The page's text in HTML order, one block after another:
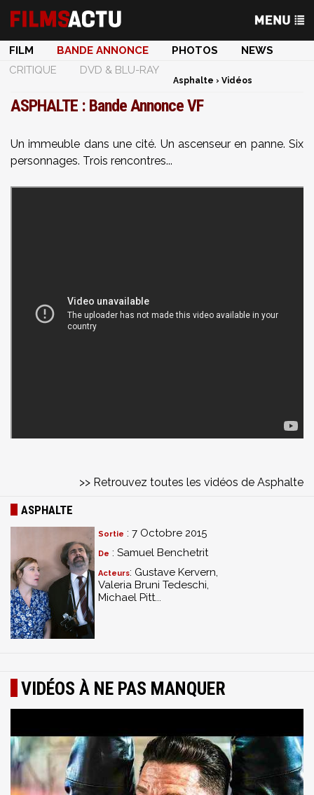
FILM BANDE ANNONCE PHOTOS
NEWS
CRITIQUE
DVD & BLU-RAY
Asphalte › Vidéos
ASPHALTE : Bande Annonce VF
Un immeuble dans une cité. Un ascenseur en panne. Six
personnages. Trois rencontres...
>> Retrouvez toutes les vidéos de Asphalte
ASPHALTE
Sortie : 7 Octobre 2015
De : Samuel Benchetrit
Acteurs: Gustave Kervern,
Valeria Bruni Tedeschi,
Michael Pitt...
VIDÉOS À NE PAS MANQUER